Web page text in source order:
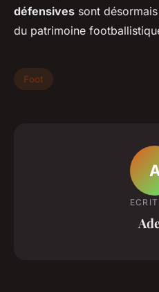
défensives sont
du patrimoine
Foot